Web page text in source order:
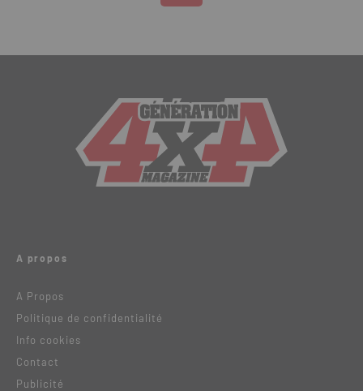
A propos
A Propos
Politique de confidentialité
Info cookies
Contact
Publicité